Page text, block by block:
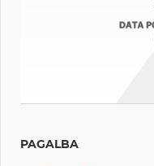
PAGALBA